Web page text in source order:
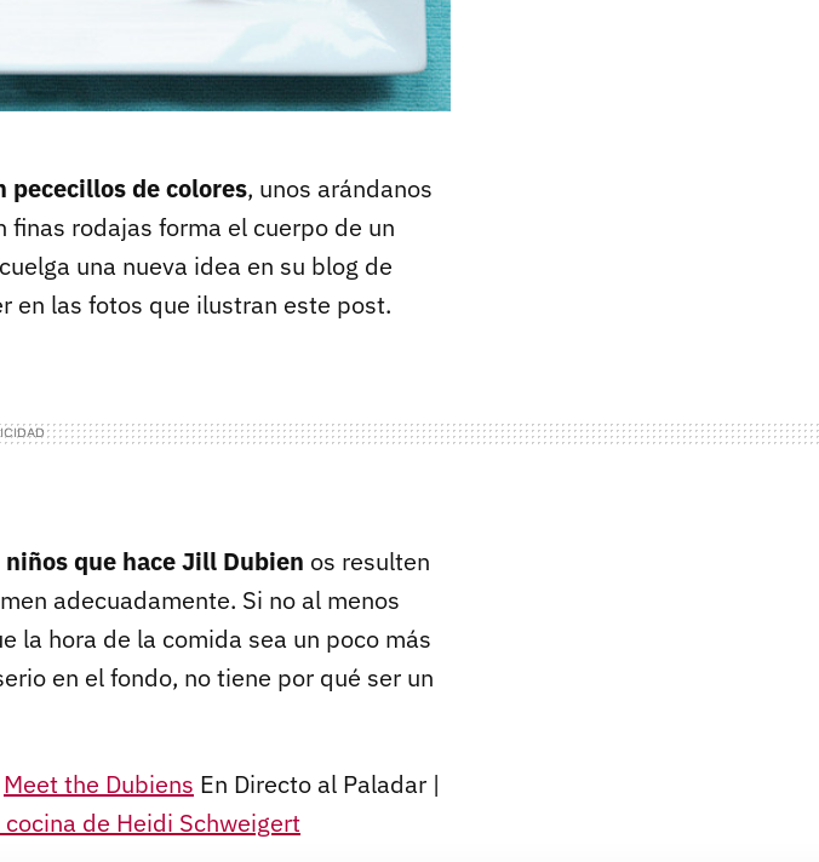
pececillos de colores, unos arándanos
rodajas forma el cuerpo de un
una nueva idea en su blog de
en las fotos que ilustran este post.
que hace Jill Dubien os resulten
adecuadamente. Si no al menos
la hora de la comida sea un poco más
en el fondo, no tiene por qué ser un
Meet the Dubiens En Directo al Paladar |
de Heidi Schweigert